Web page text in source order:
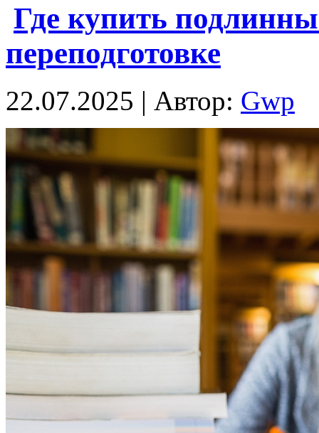
Где купить
переподготовке
22.07.2025 | Автор: Gwp